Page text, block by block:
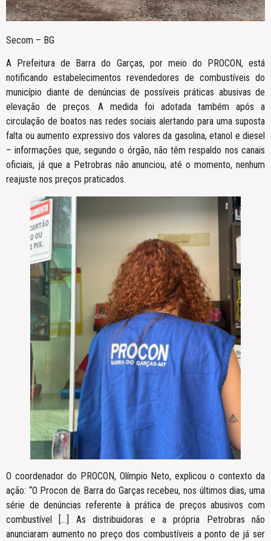
Secom – BG
A Prefeitura de Barra do Garças, por meio do PROCON, está
notificando estabelecimentos revendedores de combustíveis do
município diante de denúncias de possíveis práticas abusivas de
elevação de preços. A medida foi adotada também após a
circulação de boatos nas redes sociais alertando para uma suposta
falta ou aumento expressivo dos valores da gasolina, etanol e diesel
– informações que, segundo o órgão, não têm respaldo nos canais
oficiais, já que a Petrobras não anunciou, até o momento, nenhum
reajuste nos preços praticados.
O coordenador do PROCON, Olímpio Neto, explicou o contexto da
ação: “O Procon de Barra do Garças recebeu, nos últimos dias, uma
série de denúncias referente à prática de preços abusivos com
combustível […] As distribuidoras e a própria Petrobras não
anunciaram aumento no preço dos combustíveis a ponto de já ser